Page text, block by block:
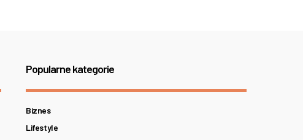
Popularne kategorie
Biznes
Lifestyle